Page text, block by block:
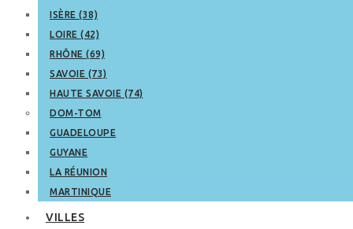
ISÈRE (38)
LOIRE (42)
RHÔNE (69)
SAVOIE (73)
HAUTE SAVOIE (74)
DOM-TOM
GUADELOUPE
GUYANE
LA RÉUNION
MARTINIQUE
VILLES